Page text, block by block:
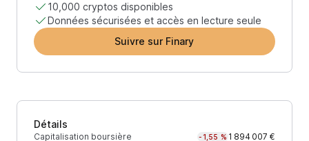
10,000 cryptos disponibles
Données sécurisées et accès en lecture seule
Suivre sur Finary
Détails
Capitalisation boursière -1,55 % 1 894 007 €